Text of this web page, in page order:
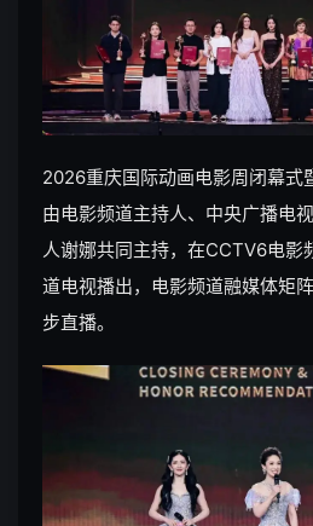
2026重庆国际动画电影周闭幕式
由电影频道主持人、中央广播电
人谢娜共同主持，在CCTV6电影
道电视播出，电影频道融媒体矩
步直播。